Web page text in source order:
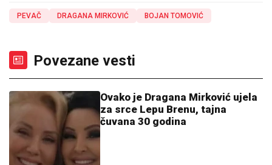
PEVAČ DRAGANA MIRKOVIĆ BOJAN TOMOVIĆ
Povezane vesti
Ovako je Dragana Mirković ujela
za srce Lepu Brenu, tajna
čuvana 30 godina